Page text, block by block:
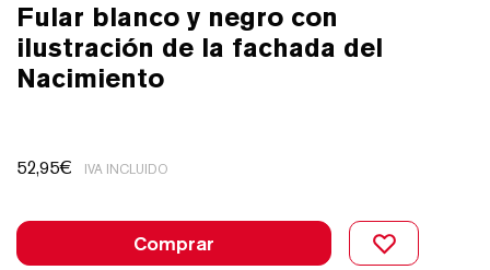
Fular blanco y negro con
ilustración de la fachada del
Nacimiento
52,95€ IVA INCLUIDO
Comprar